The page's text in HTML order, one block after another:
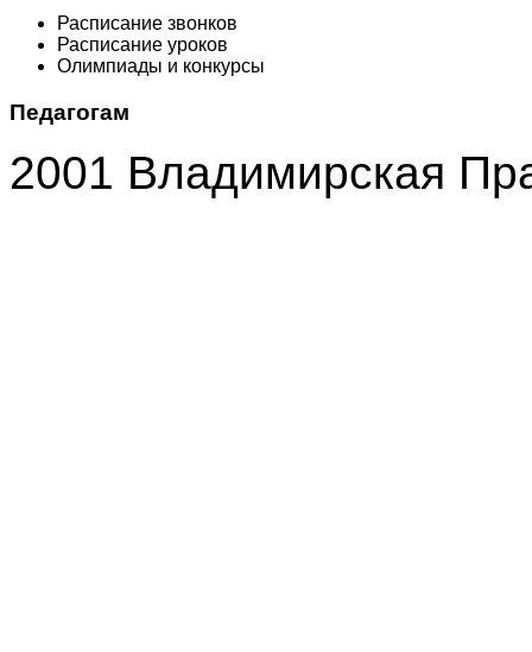
Расписание звонков
Расписание уроков
Олимпиады и конкурсы
Педагогам
2001 Владимирская